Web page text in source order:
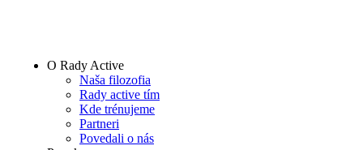
O Rady Active
Naša filozofia
Rady active tím
Kde trénujeme
Partneri
Povedali o nás